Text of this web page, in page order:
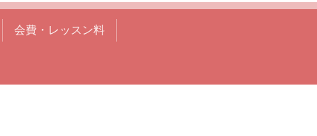
会費・レッスン料